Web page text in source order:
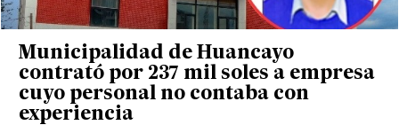
Municipalidad de Huancayo
contrató por 237 mil soles a empresa
cuyo personal no contaba con
experiencia